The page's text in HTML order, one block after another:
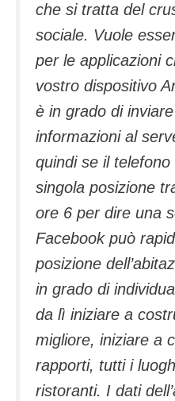
che si tratta del
sociale. Vuole
per le applicazioni
vostro dispositivo
è in grado di
informazioni al
quindi se il
singola posizione
ore 6 per dire una
Facebook può
posizione
in grado di
da lì iniziare a
migliore, iniziare a
rapporti, tutti i
ristoranti. I dati